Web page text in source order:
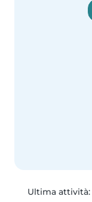
Ultima attività: